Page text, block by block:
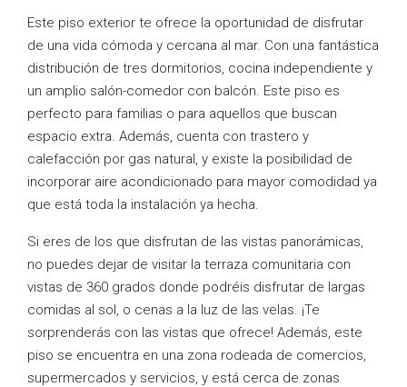
Este piso exterior te ofrece la oportunidad de disfrutar
de una vida cómoda y cercana al mar. Con una fantástica
distribución de tres dormitorios, cocina independiente y
un amplio salón-comedor con balcón. Este piso es
perfecto para familias o para aquellos que buscan
espacio extra. Además, cuenta con trastero y
calefacción por gas natural, y existe la posibilidad de
incorporar aire acondicionado para mayor comodidad ya
que está toda la instalación ya hecha.
Si eres de los que disfrutan de las vistas panorámicas,
no puedes dejar de visitar la terraza comunitaria con
vistas de 360 grados donde podréis disfrutar de largas
comidas al sol, o cenas a la luz de las velas. ¡Te
sorprenderás con las vistas que ofrece! Además, este
piso se encuentra en una zona rodeada de comercios,
supermercados y servicios, y está cerca de zonas